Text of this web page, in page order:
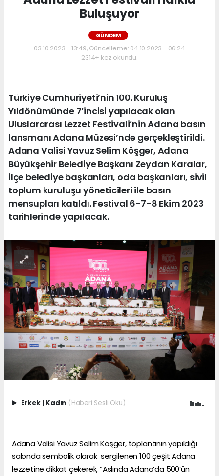
Buluşuyor
GÜNDEM
03.10.2023 - 13:49, Güncelleme: 04.10.2023 - 06:24
2314+ kez okundu.
Türkiye Cumhuriyeti’nin 100. Kuruluş
Yıldönümünde 7’incisi yapılacak olan
Uluslararası Lezzet Festivali’nin Adana basın
lansmanı Adana Müzesi’nde gerçekleştirildi.
Adana Valisi Yavuz Selim Köşger, Adana
Büyükşehir Belediye Başkanı Zeydan Karalar,
ilçe belediye başkanları, oda başkanları, sivil
toplum kuruluşu yöneticileri ile basın
mensupları katıldı. Festival 6-7-8 Ekim 2023
tarihlerinde yapılacak.
Erkek Kadın (Haberi Sesli Oku)
Adana Valisi Yavuz Selim Köşger, toplantının yapıldığı
salonda sembolik olarak sergilenen 100 çeşit Adana
lezzetine dikkat çekerek, “Aslında Adana’da 500’ün